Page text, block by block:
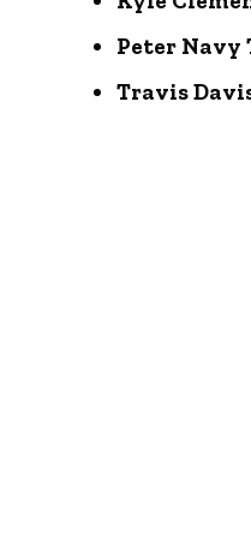
Peter Navy
Travis